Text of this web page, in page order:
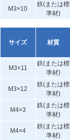
M3×10
鉄(または標
準材)
サイズ 材質
M3×11
鉄(または標
準材)
M3×12
鉄(または標
準材)
M4×3
鉄(または標
準材)
M4×4
鉄(または標
準材)